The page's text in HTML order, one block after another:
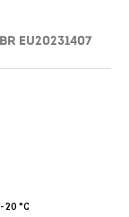
EU20231407
- 20 °C